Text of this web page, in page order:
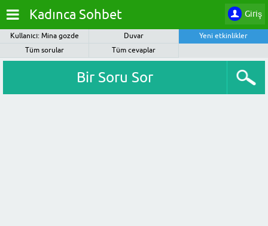
Giriş
Kadınca Sohbet
Kullanıcı: Mina gozde Duvar
Yeni etkinlikler
Tüm sorular
Tüm cevaplar
Bir Soru Sor